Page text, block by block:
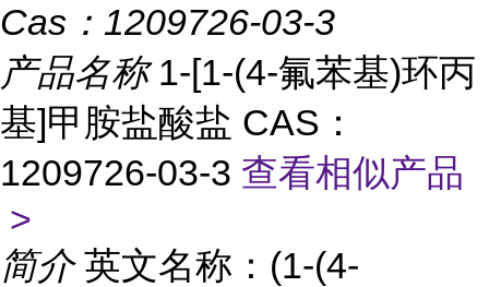
Cas： 1209726-03-3
产品名称1-[1-(4-氟苯基)环丙
基]甲胺盐酸盐 CAS：
1209726-03-3 查看相似产品
>
简介 英文名称：(1-(4-